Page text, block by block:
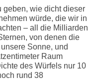
geben, wie dicht dieser
würde, die wir in
– all die Milliarden
von denen die
Sonne, und
Raum
des Würfels nur 10
rund 38